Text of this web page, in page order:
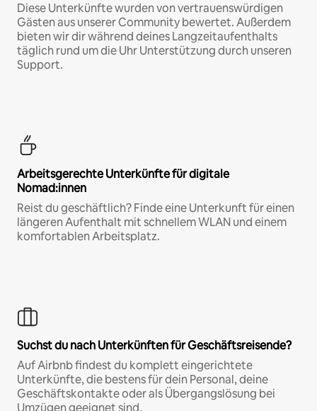
Diese Unterkünfte wurden von vertrauenswürdigen
Gästen aus unserer Community bewertet. Außerdem
bieten wir dir während deines Langzeitaufenthalts
täglich rund um die Uhr Unterstützung durch unseren
Support.
Arbeitsgerechte Unterkünfte für digitale
Nomad:innen
Reist du geschäftlich? Finde eine Unterkunft für einen
längeren Aufenthalt mit schnellem WLAN und einem
komfortablen Arbeitsplatz.
Suchst du nach Unterkünften für Geschäftsreisende?
Auf Airbnb findest du komplett eingerichtete
Unterkünfte, die bestens für dein Personal, deine
Geschäftskontakte oder als Übergangslösung bei